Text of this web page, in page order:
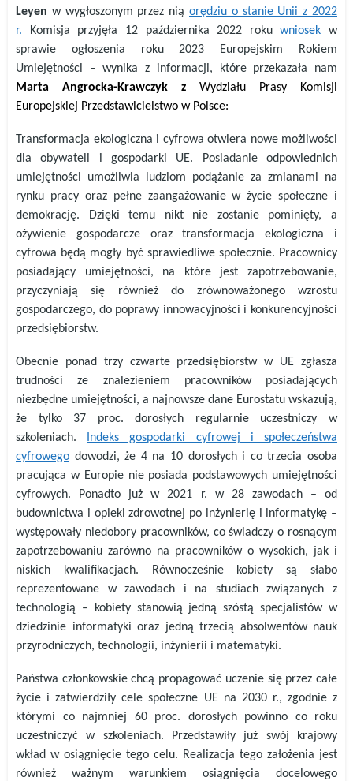
Leyen w wygłoszonym przez nią orędziu o stanie Unii z 2022
r. Komisja przyjęła 12 października 2022 roku wniosek w
sprawie ogłoszenia roku 2023 Europejskim Rokiem
Umiejętności –wynika z informacji, które przekazała nam
Marta Angrocka-Krawczyk z Wydziału Prasy Komisji
Europejskiej Przedstawicielstwo w Polsce:
Transformacja ekologiczna i cyfrowa otwiera nowe możliwości
dla obywateli i gospodarki UE. Posiadanie odpowiednich
umiejętności umożliwia ludziom podążanie za zmianami na
rynku pracy oraz pełne zaangażowanie w życie społeczne i
demokrację. Dzięki temu nikt nie zostanie pominięty, a
ożywienie gospodarcze oraz transformacja ekologiczna i
cyfrowa będą mogły być sprawiedliwe społecznie. Pracownicy
posiadający umiejętności, na które jest zapotrzebowanie,
przyczyniają się również do zrównoważonego wzrostu
gospodarczego, do poprawy innowacyjności i konkurencyjności
przedsiębiorstw.
Obecnie ponad trzy czwarte przedsiębiorstw w UE zgłasza
trudności ze znalezieniem pracowników posiadających
niezbędne umiejętności, a najnowsze dane Eurostatu wskazują,
że tylko 37 proc. dorosłych regularnie uczestniczy w
szkoleniach.
Indeks gospodarki cyfrowej i społeczeństwa
cyfrowego dowodzi, że 4 na 10 dorosłych i co trzecia osoba
pracująca w Europie nie posiada podstawowych umiejętności
cyfrowych. Ponadto już w 2021 r. w 28 zawodach – od
budownictwa i opieki zdrowotnej po inżynierię i informatykę –
występowały niedobory pracowników, co świadczy o rosnącym
zapotrzebowaniu zarówno na pracowników o wysokich, jak i
niskich kwalifikacjach. Równocześnie kobiety są słabo
reprezentowane w zawodach i na studiach związanych z
technologią – kobiety stanowią jedną szóstą specjalistów w
dziedzinie informatyki oraz jedną trzecią absolwentów nauk
przyrodniczych, technologii, inżynierii i matematyki.
Państwa członkowskie chcą propagować uczenie się przez całe
życie i zatwierdziły cele społeczne UE na 2030 r., zgodnie z
którymi co najmniej 60 proc. dorosłych powinno co roku
uczestniczyć w szkoleniach. Przedstawiły już swój krajowy
wkład w osiągnięcie tego celu. Realizacja tego założenia jest
również ważnym warunkiem osiągnięcia docelowego